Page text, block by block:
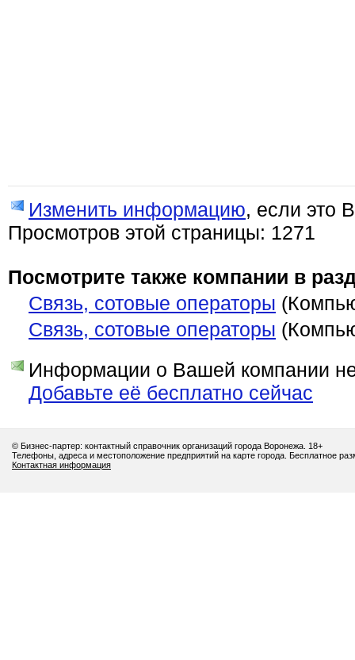
Изменить информацию, если это
Просмотров этой страницы: 1271
Посмотрите также компании в
Связь, сотовые операторы
Связь, сотовые операторы
Информации о Вашей компании
Добавьте её бесплатно сейчас
© Бизнес-партер: контактный справочник организаций города Воронежа. 18+
Телефоны, адреса и местоположение предприятий на карте города. Бесплатное
Контактная информация